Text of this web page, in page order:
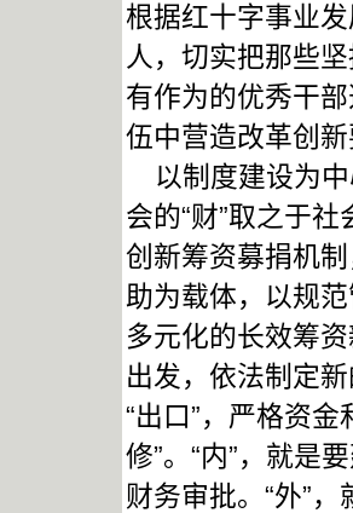
根据红十字事业
人，切实把那些
有作为的优秀干
伍中营造改革创
以制度建设为中
会的“财”取之于
创新筹资募捐机
助为载体，以规
多元化的长效筹
出发，依法制定
“出口”，严格资
修”。“内”，就是
财务审批。“外”